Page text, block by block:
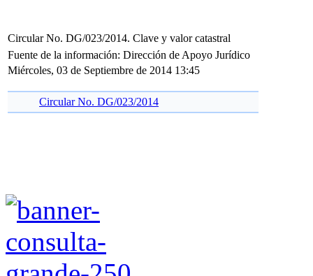
Circular No. DG/023/2014. Clave y valor catastral
Fuente de la información: Dirección de Apoyo Jurídico
Miércoles, 03 de Septiembre de 2014 13:45
Circular No. DG/023/2014